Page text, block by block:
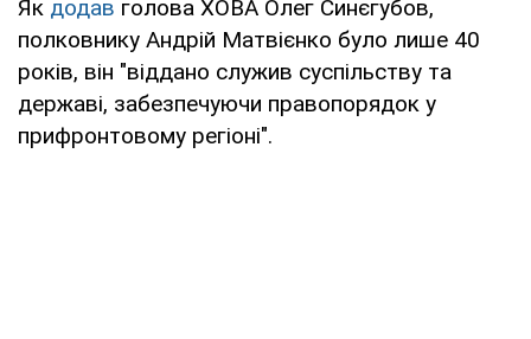
Як додав голова ХОВА Олег Синєгубов,
полковнику Андрій Матвієнко було лише 40
років, він "віддано служив суспільству та
державі, забезпечуючи правопорядок у
прифронтовому регіоні".